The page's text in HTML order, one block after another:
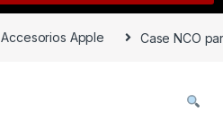
Accesorios Apple Case NCO